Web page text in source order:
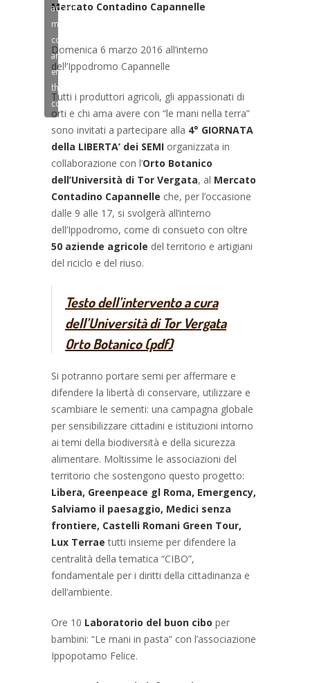
Mercato Contadino Capannelle
accept
marketing
cookies
and
enable
this
content
Domenica 6 marzo 2016 all’interno
dell’Ippodromo Capannelle
Tutti i produttori agricoli, gli appassionati di
orti e chi ama avere con “le mani nella terra”
sono invitati a partecipare alla 4° GIORNATA
della LIBERTA’ dei SEMI organizzata in
collaborazione con l’Orto Botanico
dell’Università di Tor Vergata, al Mercato
Contadino Capannelle che, per l’occasione
dalle 9 alle 17, si svolgerà all’interno
dell’Ippodromo, come di consueto con oltre
50 aziende agricole del territorio e artigiani
del riciclo e del riuso.
Testo dell’intervento a cura
dell’Università di Tor Vergata
Orto Botanico (pdf)
Si potranno portare semi per affermare e
difendere la libertà di conservare, utilizzare e
scambiare le sementi: una campagna globale
per sensibilizzare cittadini e istituzioni intorno
ai temi della biodiversità e della sicurezza
alimentare. Moltissime le associazioni del
territorio che sostengono questo progetto:
Libera, Greenpeace gl Roma, Emergency,
Salviamo il paesaggio, Medici senza
frontiere, Castelli Romani Green Tour,
Lux Terrae tutti insieme per difendere la
centralità della tematica “CIBO”,
fondamentale per i diritti della cittadinanza e
dell’ambiente.
Ore 10 Laboratorio del buon cibo per
bambini: “Le mani in pasta” con l’associazione
Ippopotamo Felice.